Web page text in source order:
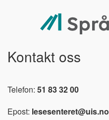
Kontakt oss
Telefon: 51 83 32 00
Epost: lesesenteret@uis.no